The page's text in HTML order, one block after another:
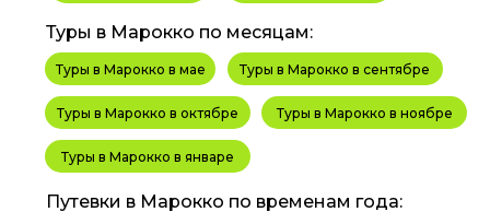
Туры в Марокко в сентябре
Туры в Марокко в октябре Туры в Марокко в ноябре
Туры в Марокко в январе
Туры в Марокко в мае
Туры в Марокко по месяцам:
Путевки в Марокко по временам года: